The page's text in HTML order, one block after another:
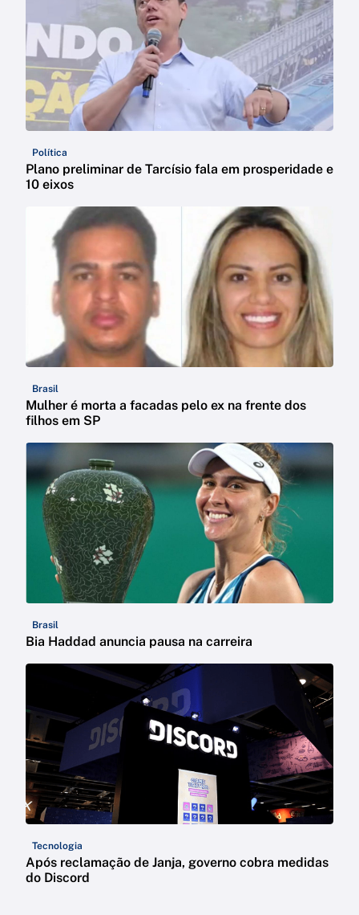
Política
Plano preliminar de Tarcísio fala em prosperidade e
10 eixos
Brasil
Mulher é morta a facadas pelo ex na frente dos
filhos em SP
Brasil
Bia Haddad anuncia pausa na carreira
Tecnologia
Após reclamação de Janja, governo cobra medidas
do Discord